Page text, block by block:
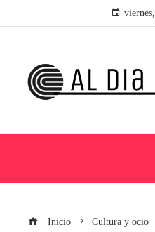
Inicio
Cultura y ocio